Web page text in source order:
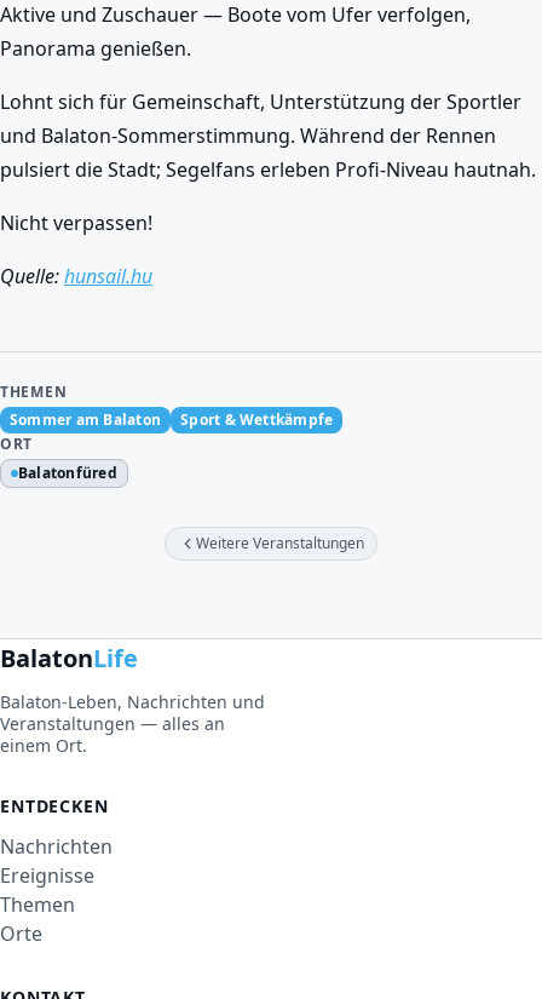
Aktive und Zuschauer — Boote vom Ufer verfolgen,
Panorama genießen.
Lohnt sich für Gemeinschaft, Unterstützung der Sportler
und Balaton-Sommerstimmung. Während der Rennen
pulsiert die Stadt; Segelfans erleben Profi-Niveau hautnah.
Nicht verpassen!
Quelle:hunsail.hu
THEMEN
Sommer am Balaton
Sport & Wettkämpfe
ORT
Balatonfüred
Weitere Veranstaltungen
BalatonLife
Balaton-Leben, Nachrichten und
Veranstaltungen — alles an
einem Ort.
ENTDECKEN
Nachrichten
Ereignisse
Themen
Orte